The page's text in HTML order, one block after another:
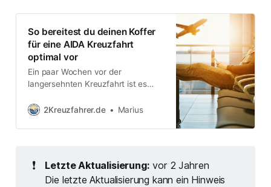
So bereitest du deinen Koffer
für eine AIDA Kreuzfahrt
optimal vor
Ein paar Wochen vor der
langersehnten Kreuzfahrt ist es
treffen ein. Neben dem Ticket
Kofferanhänger. Diese kleinen
Gesamtpaket inklusive Flügen
gebucht hast. In diesem Blog-
2Kreuzfahrer.de Marius
❗ Letzte Aktualisierung: vor 2 Jahren
Die letzte Aktualisierung kann ein Hinweis